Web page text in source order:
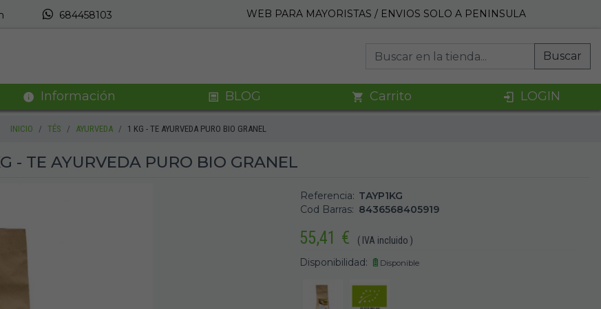
684458103 WEB PARA MAYORISTAS / ENVIOS SOLO A PENINSULA
Buscar
Información BLOG Carrito LOGIN
INICIO TÉS AYURVEDA 1 KG - TE AYURVEDA PURO BIO GRANEL
- TE AYURVEDA PURO BIO GRANEL
Referencia: TAYP1KG
Cod Barras: 8436568405919
55,41 € ( IVA incluido )
Disponibilidad: Disponible